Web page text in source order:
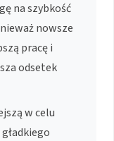
na szybkość
nowsze
pracę i
odsetek
w celu